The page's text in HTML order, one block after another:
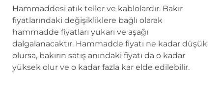
Hammaddesi atık teller ve kablolardır. Bakır
fiyatlarındaki değişikliklere bağlı olarak
hammadde fiyatları yukarı ve aşağı
dalgalanacaktır. Hammadde fiyatı ne kadar düşük
olursa, bakırın satış anındaki fiyatı da o kadar
yüksek olur ve o kadar fazla kar elde edilebilir.